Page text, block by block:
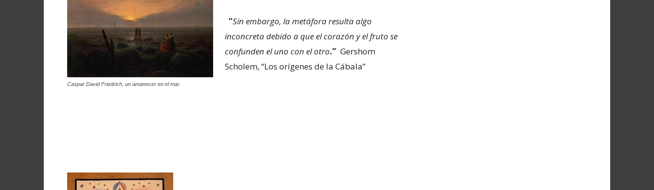
Caspar David Friedrich, un amanecer en el mar.
“Sin embargo, la metáfora resulta algo
inconcreta debido a que el corazón y el fruto se
confunden el uno con el otro.” Gershom
Scholem, “Los orígenes de la Cábala”